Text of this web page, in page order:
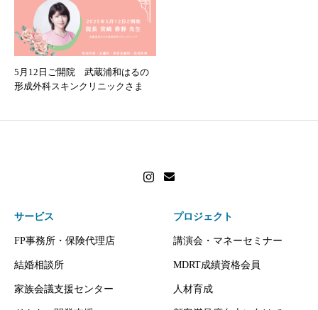
5月12日ご開院 武蔵浦和はるの
形成外科スキンクリニックさま
サービス
FP事務所・保険代理店
結婚相談所
家族会議支援センター
プロジェクト
講演会・マネーセミナー
MDRT成績資格会員
人材育成